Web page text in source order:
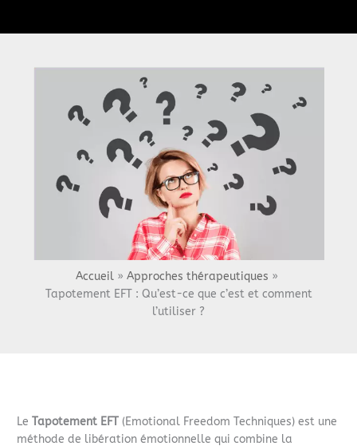
Accueil
Approches thérapeutiques
Tapotement EFT : Qu’est-ce que c’est et comment
l’utiliser ?
LeTapotement EFT (Emotional Freedom Techniques) est une
méthode de libération émotionnelle qui combine la